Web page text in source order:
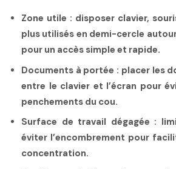
Zone utile : disposer clavier,
plus utilisés en demi-cercle autour
pour un accès simple et rapide.
Documents à portée : placer les
entre le clavier et l’écran pour
penchements du cou.
Surface de travail dégagée :
éviter l’encombrement pour
concentration.